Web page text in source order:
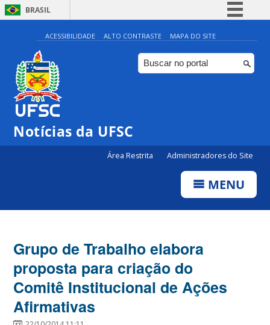
BRASIL
Simplifique!
Comunica BR
Participe
ACESSIBILIDADE ALTO CONTRASTE MAPA DO SITE
Notícias da UFSC
Área Restrita Administradores do Site
MENU
Grupo de Trabalho elabora
proposta para criação do
Comitê Institucional de Ações
Afirmativas